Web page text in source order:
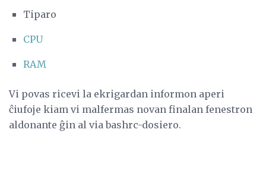
Tiparo
CPU
RAM
Vi povas ricevi la ekrigardan informon aperi
ĉiufoje kiam vi malfermas novan finalan fenestron
aldonante ĝin al via bashrc-dosiero.